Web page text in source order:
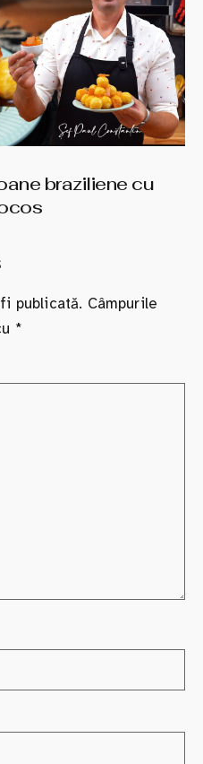
braziliene cu
publicată. Câmpurile
*